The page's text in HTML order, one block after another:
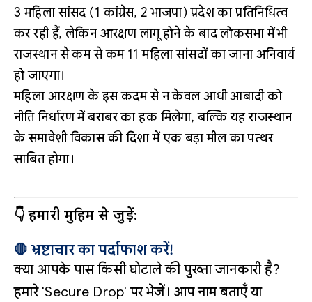
3 महिला सांसद (1 कांग्रेस, 2 भाजपा) प्रदेश का प्रतिनिधित्व
कर रही हैं, लेकिन आरक्षण लागू होने के बाद लोकसभा में भी
राजस्थान से कम से कम 11 महिला सांसदों का जाना अनिवार्य
हो जाएगा।
महिला आरक्षण के इस कदम से न केवल आधी आबादी को
नीति निर्धारण में बराबर का हक मिलेगा, बल्कि यह राजस्थान
के समावेशी विकास की दिशा में एक बड़ा मील का पत्थर
साबित होगा।
👇 हमारी मुहिम से जुड़ें:
🛑 भ्रष्टाचार का पर्दाफाश करें!
क्या आपके पास किसी घोटाले की पुख्ता जानकारी है?
हमारे 'Secure Drop' पर भेजें। आप नाम बताएँ या